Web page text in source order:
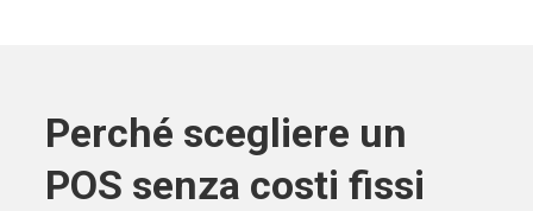
Perché scegliere un
POS senza costi fissi